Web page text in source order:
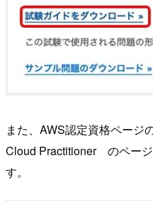
また、AWS認定資格ペー
Cloud Practitioner のペー
す。